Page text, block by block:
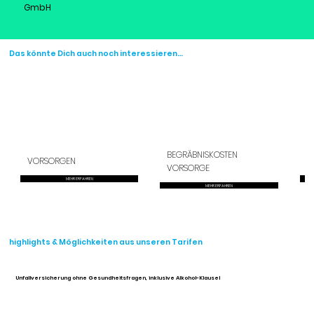
GmbH
Das könnte Dich auch noch interessieren…
VORSORGEN
MEHR ERFAHREN
BEGRÄBNISKOSTEN
VORSORGE
MEHR ERFAHREN
highlights & Möglichkeiten aus unseren Tarifen
Unfallversicherung ohne Gesundheitsfragen, inklusive Alkohol-Klausel